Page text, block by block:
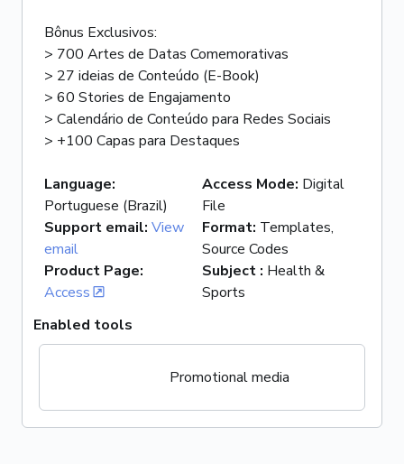
Bônus Exclusivos:
> 700 Artes de Datas Comemorativas
> 27 ideias de Conteúdo (E-Book)
> 60 Stories de Engajamento
> Calendário de Conteúdo para Redes Sociais
> +100 Capas para Destaques
Language:
Portuguese (Brazil)
Support email: View
email
Product Page:
Access
Access Mode: Digital
File
Format: Templates,
Source Codes
Subject : Health &
Sports
Enabled tools
Promotional media